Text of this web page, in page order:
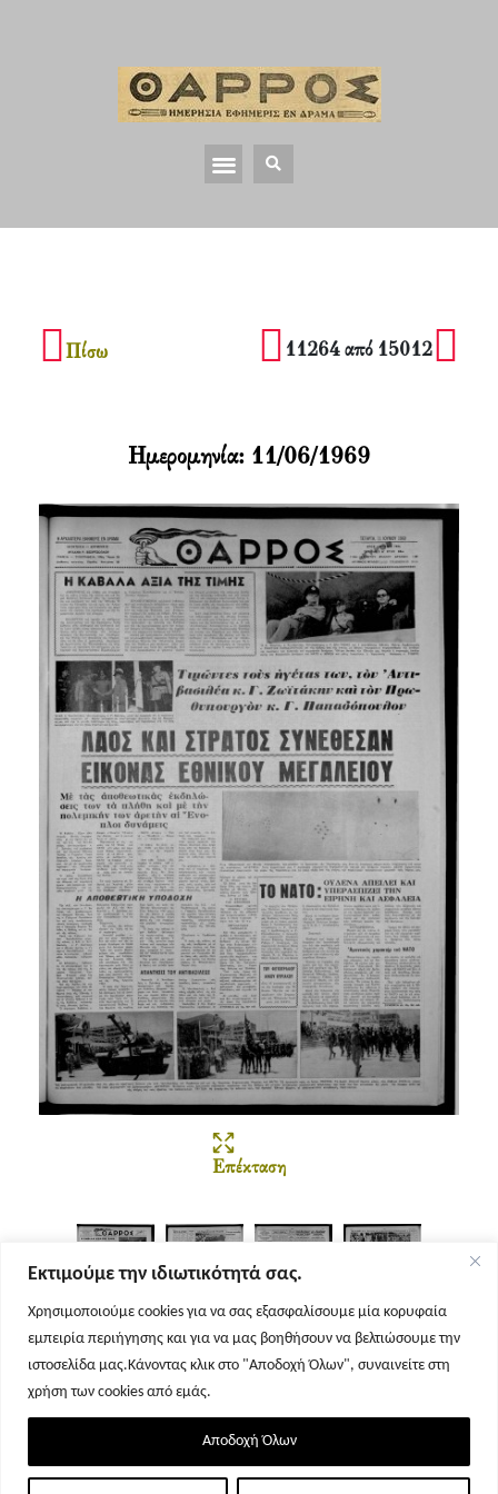
Εκτιμούμε την ιδιωτικότητά σας.
Χρησιμοποιούμε cookies για να σας εξασφαλίσουμε μία κορυφαία
εμπειρία περιήγησης και για να μας βοηθήσουν να βελτιώσουμε την
ιστοσελίδα μας.Κάνοντας κλικ στο "Αποδοχή Όλων", συναινείτε στη
χρήση των cookies από εμάς.
Αποδοχή Όλων
Πίσω 11264 από 15012
Επέκταση
Σελίδα 1 Σελίδα 2 Σελίδα 3 Σελίδα 4
Ημερομηνία: 11/06/1969